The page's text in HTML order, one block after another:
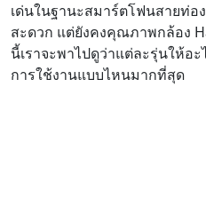
เด่นในฐานะสมาร์ตโฟนสายท่อ
สะดวก แต่ยังคงคุณภาพกล้อง
นี้เราจะพาไปดูว่าแต่ละรุ่นให้อ
การใช้งานแบบไหนมากที่สุด